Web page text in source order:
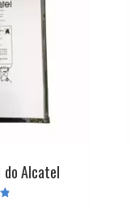
do Alcatel